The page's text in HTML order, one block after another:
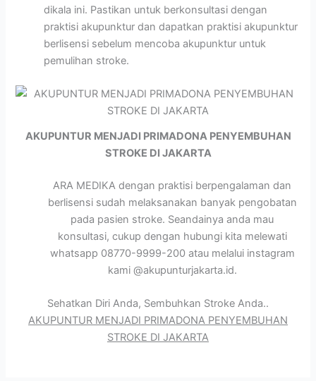
dikala ini. Pastikan untuk berkonsultasi dengan
praktisi akupunktur dan dapatkan praktisi akupunktur
berlisensi sebelum mencoba akupunktur untuk
pemulihan stroke.
AKUPUNTUR MENJADI PRIMADONA PENYEMBUHAN
STROKE DI JAKARTA
ARA MEDIKA dengan praktisi berpengalaman dan
berlisensi sudah melaksanakan banyak pengobatan
pada pasien stroke. Seandainya anda mau
konsultasi, cukup dengan hubungi kita melewati
whatsapp 08770-9999-200 atau melalui instagram
kami @akupunturjakarta.id.
Sehatkan Diri Anda, Sembuhkan Stroke Anda..
AKUPUNTUR MENJADI PRIMADONA PENYEMBUHAN
STROKE DI JAKARTA